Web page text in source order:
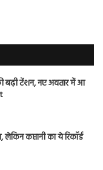
बढ़ी टेंशन, नए अवतार में आ
कप्तानी का ये रिकॉर्ड